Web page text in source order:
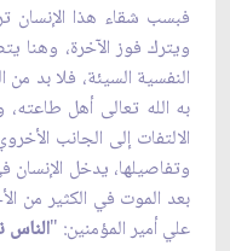
فبسب شقاء هذا الإنسان
ويترك فوز الآخرة، وهنا
النفسية السيئة، فلا بد من
به الله تعالى أهل
الالتفات إلى الجانب
وتفاصيلها، يدخل الإنسان
بعد الموت في الكثير من
علي أمير المؤمنين: "الناس